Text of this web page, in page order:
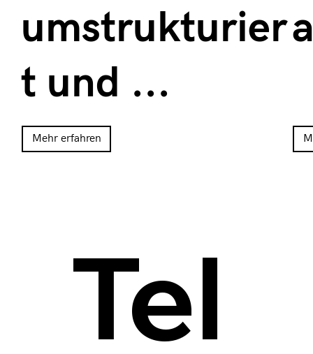
umstrukturier
t und ...
Mehr erfahren
Tel